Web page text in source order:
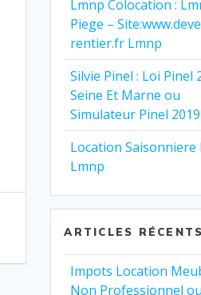
Lmnp Colocation :
Piege –
rentier.fr Lmnp
Silvie Pinel : Loi Pinel
Seine Et Marne ou
Simulateur Pinel 2019
Location Saisonniere
Lmnp
ARTICLES RÉCENTS
Impots Location
Non Professionnel